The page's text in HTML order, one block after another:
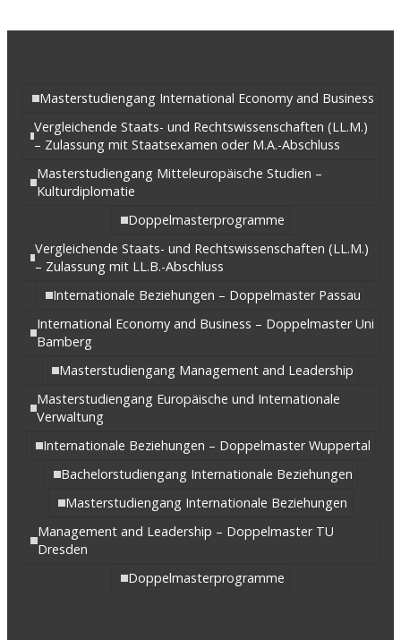
Masterstudiengang International Economy and Business
Vergleichende Staats- und Rechtswissenschaften (LL.M.)
– Zulassung mit Staatsexamen oder M.A.-Abschluss
Masterstudiengang Mitteleuropäische Studien –
Kulturdiplomatie
Doppelmasterprogramme
Vergleichende Staats- und Rechtswissenschaften (LL.M.)
– Zulassung mit LL.B.-Abschluss
Internationale Beziehungen – Doppelmaster Passau
International Economy and Business – Doppelmaster Uni
Bamberg
Masterstudiengang Management and Leadership
Masterstudiengang Europäische und Internationale
Verwaltung
Internationale Beziehungen – Doppelmaster Wuppertal
Bachelorstudiengang Internationale Beziehungen
Masterstudiengang Internationale Beziehungen
Management and Leadership – Doppelmaster TU
Dresden
Doppelmasterprogramme